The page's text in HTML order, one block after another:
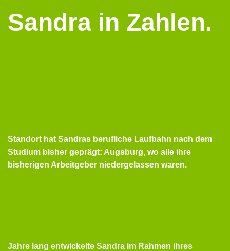
Sandra in Zahlen.
Standort hat Sandras berufliche Laufbahn nach dem
Studium bisher geprägt: Augsburg, wo alle ihre
bisherigen Arbeitgeber niedergelassen waren.
Jahre lang entwickelte Sandra im Rahmen ihres